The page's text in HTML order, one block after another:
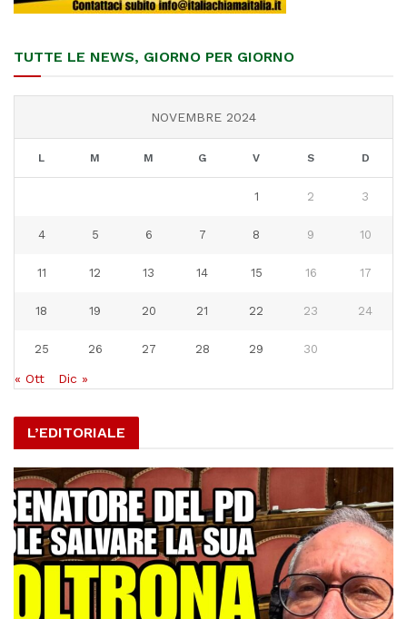
TUTTE LE NEWS, GIORNO PER GIORNO
NOVEMBRE 2024
L M M G V S D
1 2 3
4 5 6 7 8 9 10
11 12 13 14 15 16 17
18 19 20 21 22 23 24
25 26 27 28 29 30
« Ott Dic »
L’EDITORIALE